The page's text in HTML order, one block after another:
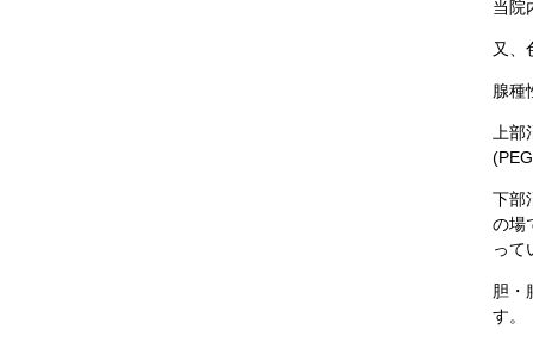
当院
又、
腺種
上
下部
の場
って
胆・
す。